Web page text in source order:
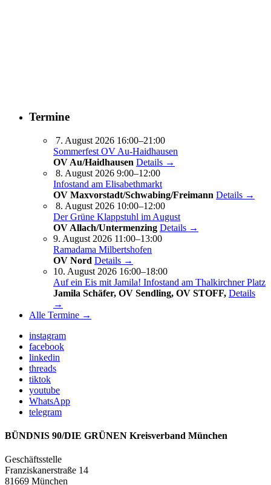
Termine
7. August 2026 16:00–21:00
Sommerfest OV Au-Haidhausen
OV Au/Haidhausen Details →
8. August 2026 9:00–12:00
Infostand am Elisabethmarkt
OV Maxvorstadt/Schwabing/Freimann Details →
8. August 2026 10:00–12:00
Der Grüne Klappstuhl im August
OV Allach/Untermenzing Details →
9. August 2026 11:00–13:00
Ramadama Milbertshofen
OV Nord Details →
10. August 2026 16:00–18:00
Auf ein Eis mit Jamila! Infostand am Thalkirchner Platz
Jamila Schäfer, OV Sendling, OV STOFF, Details
→
Alle Termine →
instagram
facebook
linkedin
threads
tiktok
youtube
WhatsApp
telegram
BÜNDNIS 90/DIE GRÜNEN Kreisverband München
Geschäftsstelle
Franziskanerstraße 14
81669 München